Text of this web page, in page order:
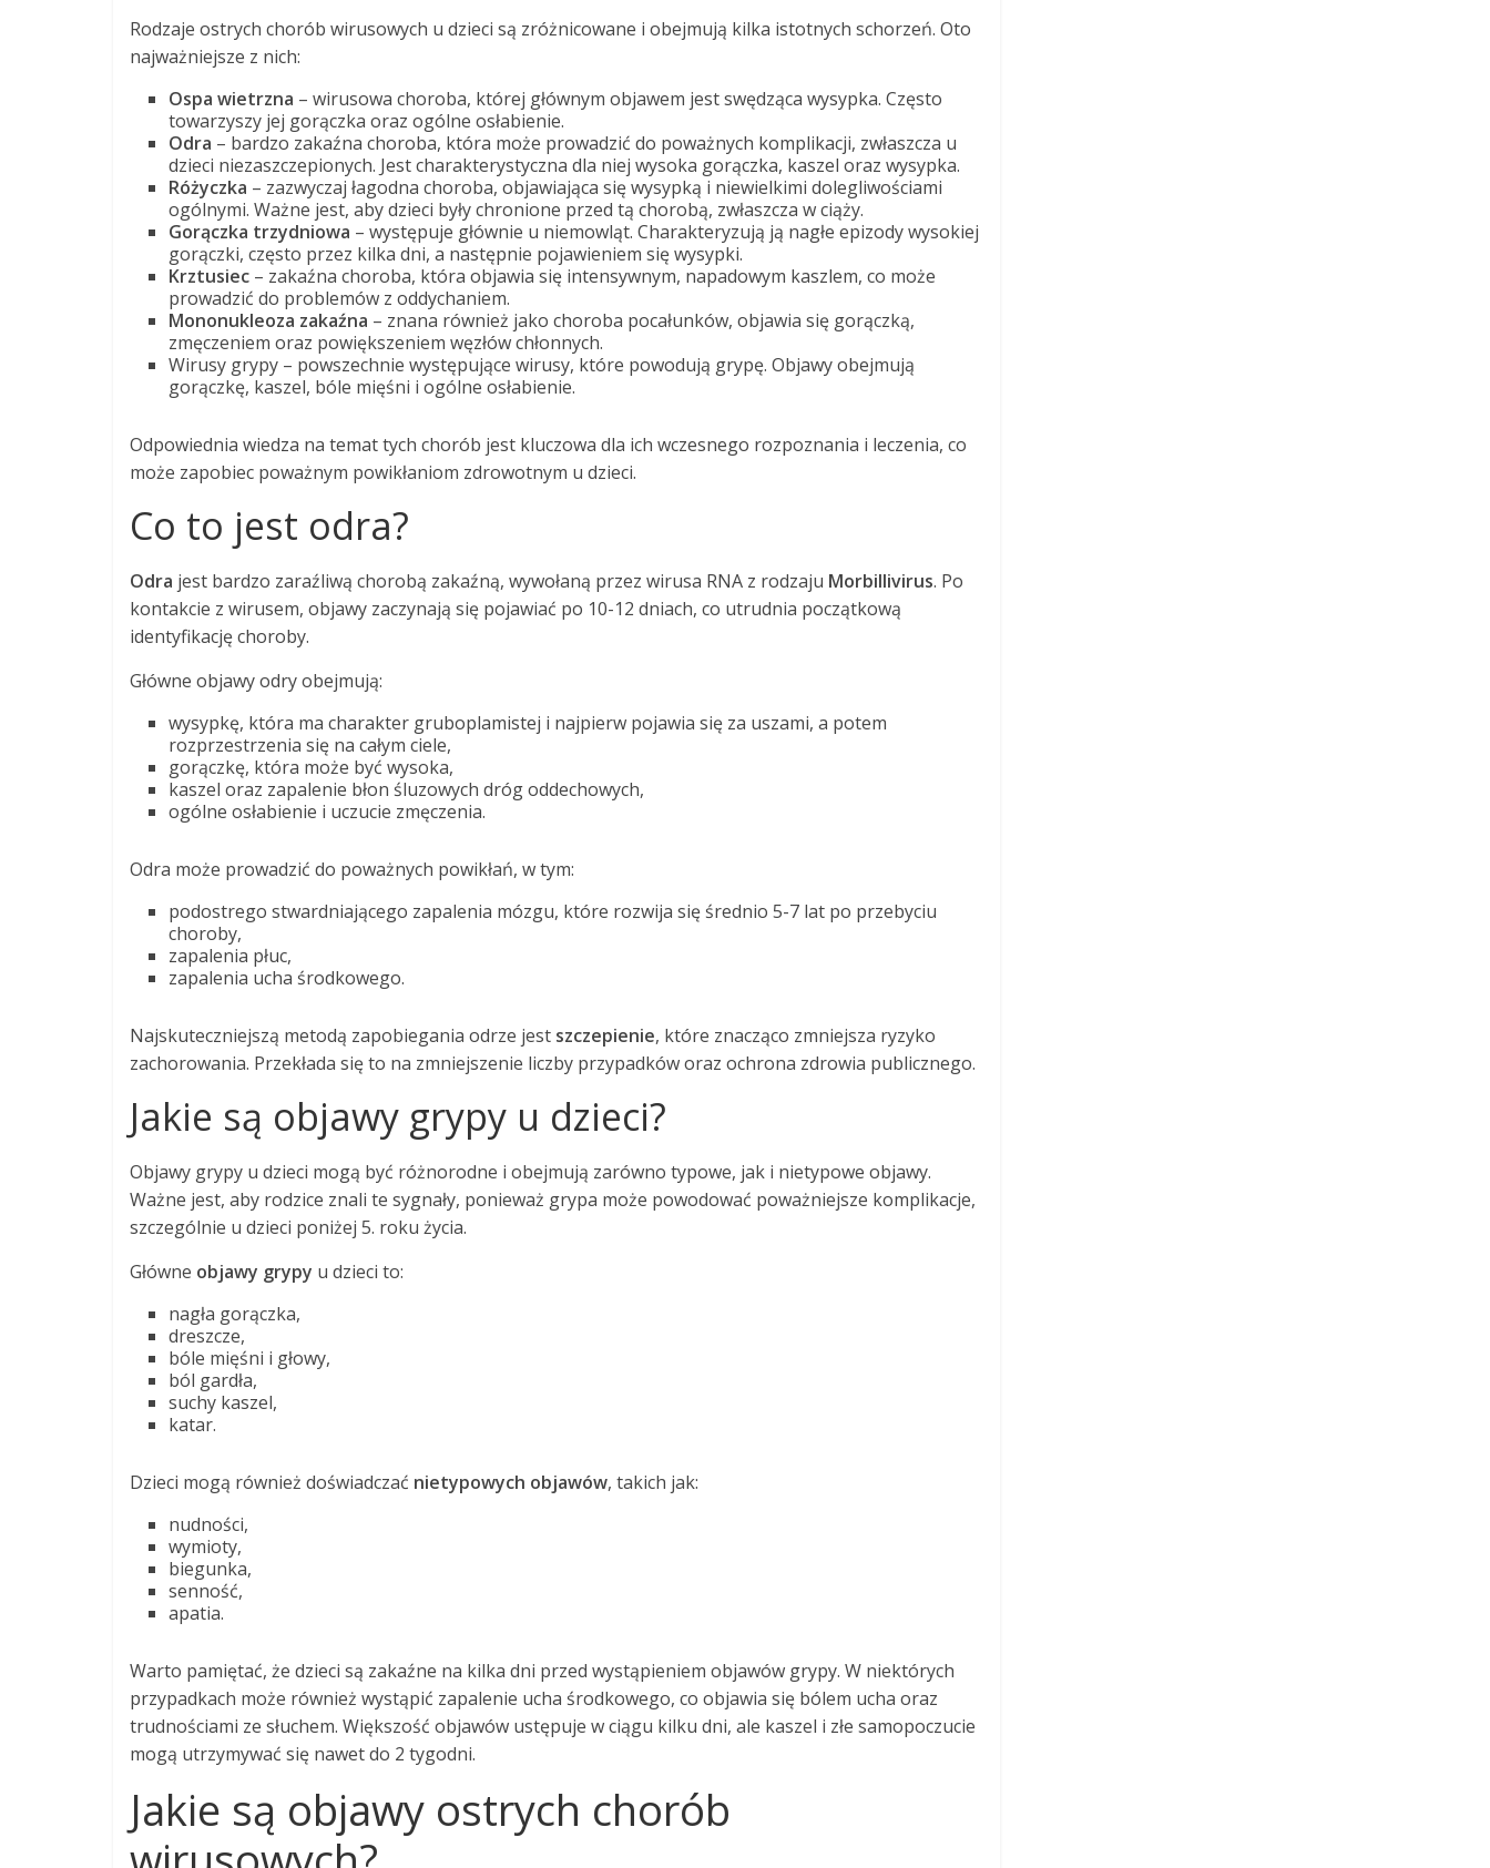
Rodzaje ostrych chorób wirusowych u dzieci są zróżnicowane i obejmują kilka istotnych schorzeń. Oto
najważniejsze z nich:
Ospa wietrzna – wirusowa choroba, której głównym objawem jest swędząca wysypka. Często
towarzyszy jej gorączka oraz ogólne osłabienie.
Odra – bardzo zakaźna choroba, która może prowadzić do poważnych komplikacji, zwłaszcza u
dzieci niezaszczepionych. Jest charakterystyczna dla niej wysoka gorączka, kaszel oraz wysypka.
Różyczka – zazwyczaj łagodna choroba, objawiająca się wysypką i niewielkimi dolegliwościami
ogólnymi. Ważne jest, aby dzieci były chronione przed tą chorobą, zwłaszcza w ciąży.
Gorączka trzydniowa – występuje głównie u niemowląt. Charakteryzują ją nagłe epizody wysokiej
gorączki, często przez kilka dni, a następnie pojawieniem się wysypki.
Krztusiec – zakaźna choroba, która objawia się intensywnym, napadowym kaszlem, co może
prowadzić do problemów z oddychaniem.
Mononukleoza zakaźna – znana również jako choroba pocałunków, objawia się gorączką,
zmęczeniem oraz powiększeniem węzłów chłonnych.
Wirusy grypy – powszechnie występujące wirusy, które powodują grypę. Objawy obejmują
gorączkę, kaszel, bóle mięśni i ogólne osłabienie.
Odpowiednia wiedza na temat tych chorób jest kluczowa dla ich wczesnego rozpoznania i leczenia, co
może zapobiec poważnym powikłaniom zdrowotnym u dzieci.
Co to jest odra?
Odra jest bardzo zaraźliwą chorobą zakaźną, wywołaną przez wirusa RNA z rodzaju Morbillivirus. Po
kontakcie z wirusem, objawy zaczynają się pojawiać po 10-12 dniach, co utrudnia początkową
identyfikację choroby.
Główne objawy odry obejmują:
wysypkę, która ma charakter gruboplamistej i najpierw pojawia się za uszami, a potem
rozprzestrzenia się na całym ciele,
gorączkę, która może być wysoka,
kaszel oraz zapalenie błon śluzowych dróg oddechowych,
ogólne osłabienie i uczucie zmęczenia.
Odra może prowadzić do poważnych powikłań, w tym:
podostrego stwardniającego zapalenia mózgu, które rozwija się średnio 5-7 lat po przebyciu
choroby,
zapalenia płuc,
zapalenia ucha środkowego.
Najskuteczniejszą metodą zapobiegania odrze jest szczepienie, które znacząco zmniejsza ryzyko
zachorowania. Przekłada się to na zmniejszenie liczby przypadków oraz ochrona zdrowia publicznego.
Jakie są objawy grypy u dzieci?
Objawy grypy u dzieci mogą być różnorodne i obejmują zarówno typowe, jak i nietypowe objawy.
Ważne jest, aby rodzice znali te sygnały, ponieważ grypa może powodować poważniejsze komplikacje,
szczególnie u dzieci poniżej 5. roku życia.
Główne objawy grypy u dzieci to:
nagła gorączka,
dreszcze,
bóle mięśni i głowy,
ból gardła,
suchy kaszel,
katar.
Dzieci mogą również doświadczać nietypowych objawów, takich jak:
nudności,
wymioty,
biegunka,
senność,
apatia.
Warto pamiętać, że dzieci są zakaźne na kilka dni przed wystąpieniem objawów grypy. W niektórych
przypadkach może również wystąpić zapalenie ucha środkowego, co objawia się bólem ucha oraz
trudnościami ze słuchem. Większość objawów ustępuje w ciągu kilku dni, ale kaszel i złe samopoczucie
mogą utrzymywać się nawet do 2 tygodni.
Jakie są objawy ostrych chorób